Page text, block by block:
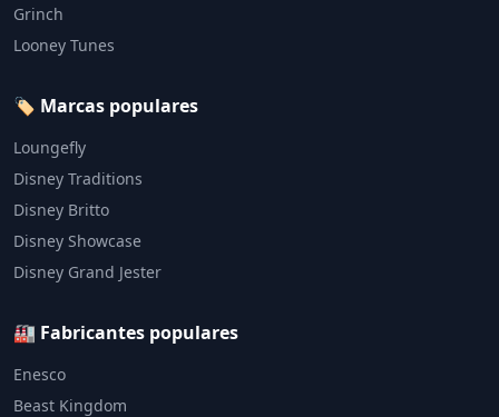
Grinch
Looney Tunes
🏷️ Marcas populares
Loungefly
Disney Traditions
Disney Britto
Disney Showcase
Disney Grand Jester
🏭 Fabricantes populares
Enesco
Beast Kingdom